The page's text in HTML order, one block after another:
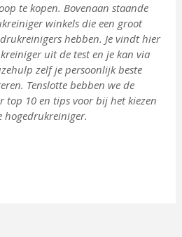
te kopen. Bovenaan staande
winkels die een groot
hebben. Je vindt hier
uit de test en je kan via
zelf je persoonlijk beste
Tenslotte bebben we de
top 10 en tips voor bij het kiezen
hogedrukreiniger.